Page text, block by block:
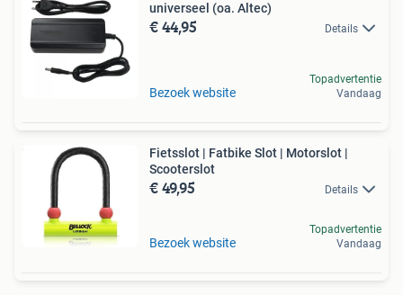
universeel (oa. Altec)
€ 44,95 Details
Bezoek website
Topadvertentie
Vandaag
Fietsslot | Fatbike Slot | Motorslot |
Scooterslot
€ 49,95 Details
Bezoek website
Topadvertentie
Vandaag